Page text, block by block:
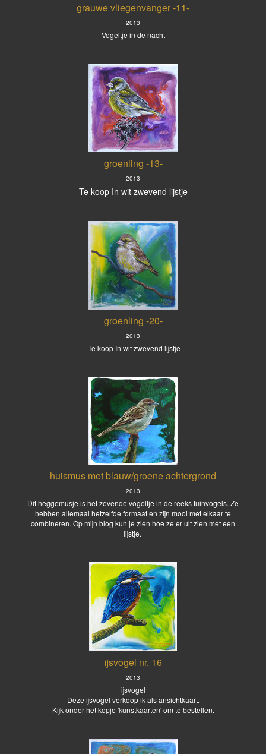
grauwe vliegenvanger -11-
2013
Vogeltje in de nacht
groenling -13-
2013
Te koop In wit zwevend lijstje
groenling -20-
2013
Te koop In wit zwevend lijstje
huismus met blauw/groene achtergrond
2013
Dit heggemusje is het zevende vogeltje in de reeks tuinvogels. Ze
hebben allemaal hetzelfde formaat en zijn mooi met elkaar te
combineren. Op mijn blog kun je zien hoe ze er uit zien met een
lijstje.
ijsvogel nr. 16
2013
ijsvogel
Deze ijsvogel verkoop ik als ansichtkaart.
Kijk onder het kopje 'kunstkaarten' om te bestellen.